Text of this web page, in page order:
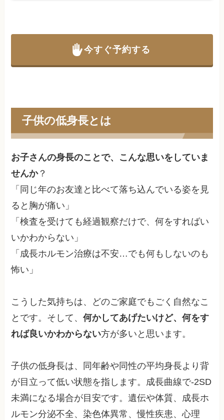
今すぐ予約する
子供の低身長とは
お子さんの身長のことで、こんな思いをしていま
せんか？
「同じ年のお友達と比べて落ち込んでいる姿を見
ると胸が痛い」
「検査を受けても経過観察だけで、何をすればい
いかわからない」
「成長ホルモン治療は不安…でも何もしないのも
怖い」
こうした気持ちは、どのご家庭でもごく自然なこ
とです。そして、何かしてあげたいけど、何をす
れば良いかわからない方が多いと思います。
子供の低身長は、同年齢や同性の平均身長より背
が目立って低い状態を指します。成長曲線で-2SD
未満になる場合が目安です。遺伝や体質、成長ホ
ルモン分泌不全、染色体異常、慢性疾患、心理